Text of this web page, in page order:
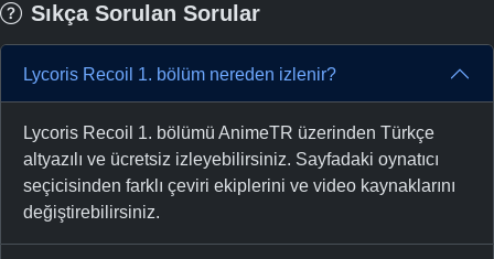
Sıkça Sorulan Sorular
Lycoris Recoil 1. bölüm nereden izlenir?
Lycoris Recoil 1. bölümü AnimeTR üzerinden Türkçe
altyazılı ve ücretsiz izleyebilirsiniz. Sayfadaki oynatıcı
seçicisinden farklı çeviri ekiplerini ve video kaynaklarını
değiştirebilirsiniz.